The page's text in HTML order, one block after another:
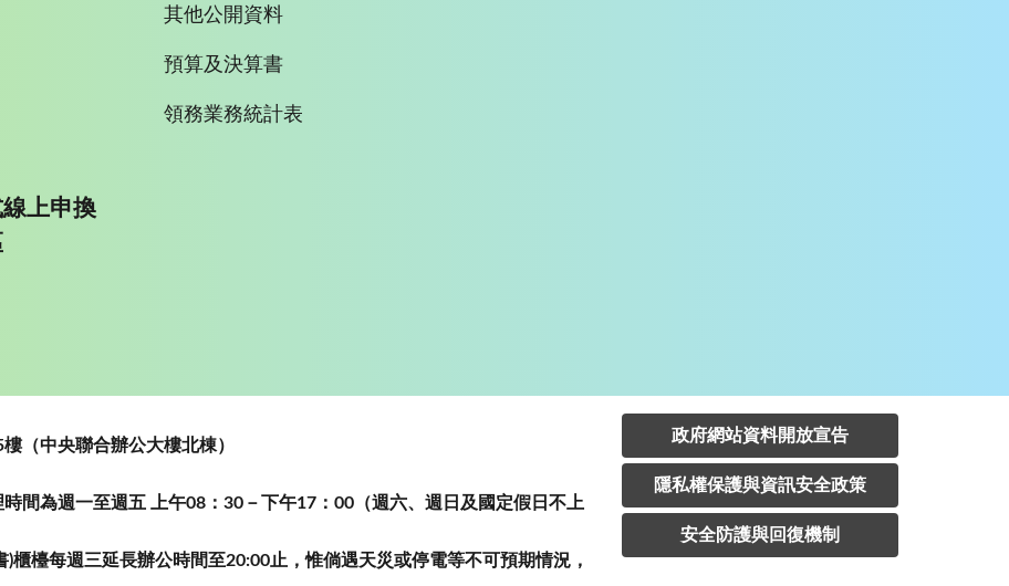
其他公開資料
預算及決算書
領務業務統計表
上申換
（中央聯合辦公大樓北棟）
間為週一至週五 上午08：30－下午17：00（週六、週日及國定假日不上
)櫃檯每週三延長辦公時間至20:00止，惟倘遇天災或停電等不可預期情況，
政府網站資料開放宣告
隱私權保護與資訊安全政策
安全防護與回復機制